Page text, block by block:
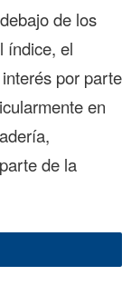
de los
índice, el
por parte
en
de la